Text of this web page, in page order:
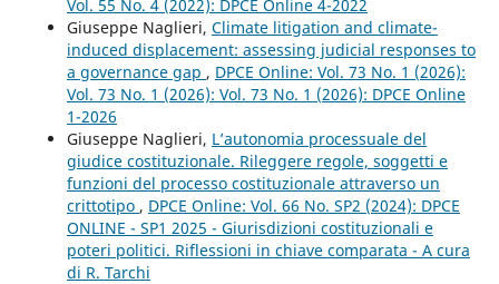
Vol. 55 No. 4 (2022): DPCE Online 4-2022
Giuseppe Naglieri, Climate litigation and climate-
induced displacement: assessing judicial responses to
a governance gap , DPCE Online: Vol. 73 No. 1 (2026):
Vol. 73 No. 1 (2026): Vol. 73 No. 1 (2026): DPCE Online
1-2026
Giuseppe Naglieri, L’autonomia processuale del
giudice costituzionale. Rileggere regole, soggetti e
funzioni del processo costituzionale attraverso un
crittotipo , DPCE Online: Vol. 66 No. SP2 (2024): DPCE
ONLINE - SP1 2025 - Giurisdizioni costituzionali e
poteri politici. Riflessioni in chiave comparata - A cura
di R. Tarchi